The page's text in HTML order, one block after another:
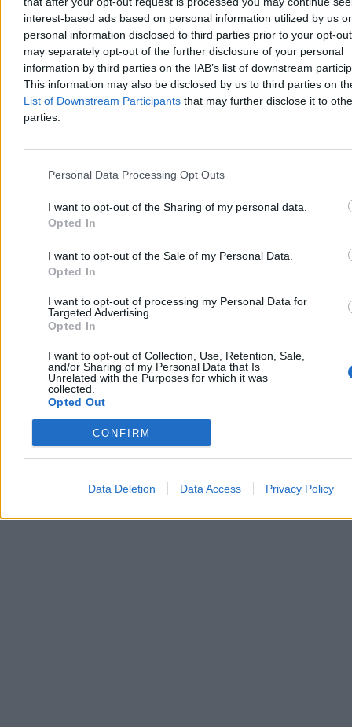
interest-based ads based on personal information utilized by us or
personal information disclosed to third parties prior to your opt-
may separately opt-out of the further disclosure of your personal
information by third parties on the IAB’s list of downstream
This information may also be disclosed by us to third parties on
List of Downstream Participants that may further disclose it to
parties.
Personal Data Processing Opt Outs
I want to opt-out of the Sharing of my personal data.
Opted In
I want to opt-out of the Sale of my Personal Data.
Opted In
I want to opt-out of processing my Personal Data for
Targeted Advertising.
Opted In
I want to opt-out of Collection, Use, Retention, Sale,
and/or Sharing of my Personal Data that Is
Unrelated with the Purposes for which it was
collected.
Opted Out
CONFIRM
Data Deletion Data Access Privacy Policy
„odpolityczniono” spółki
Mamy sukces! Udało się w Warszawie odpolitycznić zarządy
partyjne, odeszło z partii. Od teraz będą niepartyjnymi ekspertami.
05.08.2026
Reklama